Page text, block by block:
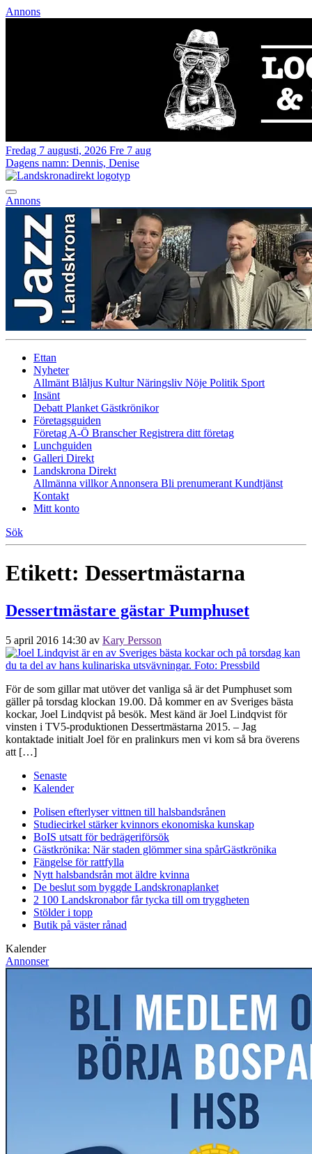
Annons
Fredag 7 augusti, 2026 Fre 7 aug
Dagens namn: Dennis, Denise
Annons
Ettan
Nyheter
Allmänt Blåljus KulturNäringsliv Nöje Politik Sport
Insänt
Debatt Planket Gästkrönikor
Företagsguiden
Företag A-Ö BranscherRegistrera ditt företag
Lunchguiden
Galleri Direkt
Landskrona Direkt
Allmänna villkorAnnonsera Bli prenumerant Kundtjänst
Kontakt
Mitt konto
Sök
Etikett: Dessertmästarna
Dessertmästare gästar Pumphuset
5 april 2016 14:30 av Kary Persson
För de som gillar mat utöver det vanliga så är det Pumphuset som
gäller på torsdag klockan 19.00. Då kommer en av Sveriges bästa
kockar, Joel Lindqvist på besök. Mest känd är Joel Lindqvist för
vinsten i TV5-produktionen Dessertmästarna 2015. – Jag
kontaktade initialt Joel för en pralinkurs men vi kom så bra överens
att […]
Senaste
Kalender
Polisen efterlyser vittnen till halsbandsrånen
Studiecirkel stärker kvinnors ekonomiska kunskap
BoIS utsatt för bedrägeriförsök
Gästkrönika: När staden glömmer sina spårGästkrönika
Fängelse för rattfylla
Nytt halsbandsrån mot äldre kvinna
De beslut som byggde Landskronaplanket
2 100 Landskronabor får tycka till om tryggheten
Stölder i topp
Butik på väster rånad
Kalender
Annonser